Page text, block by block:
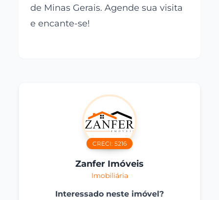
de Minas Gerais. Agende sua visita
e encante-se!
CRECI: 5216
Zanfer Imóveis
Imobiliária
Interessado neste imóvel?